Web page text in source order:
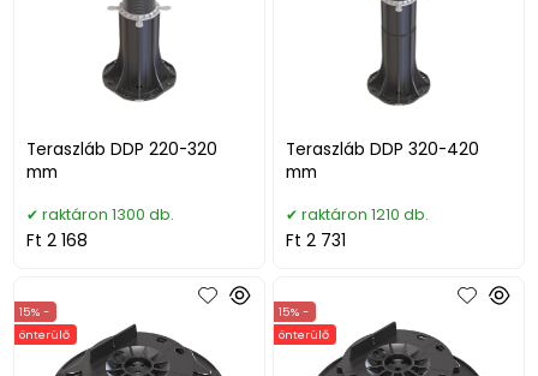
Teraszláb DDP 220-320
mm
raktáron 1300 db.
Ft 2 168
Teraszláb DDP 320-420
mm
raktáron 1210 db.
Ft 2 731
15% -
önterülő
15% -
önterülő